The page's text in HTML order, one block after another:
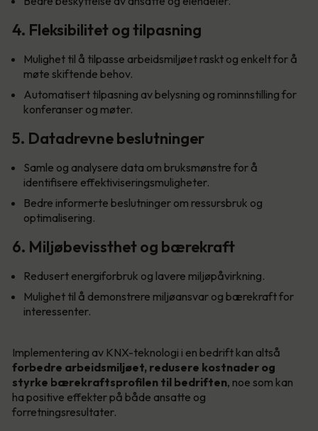
4. Fleksibilitet og tilpasning
Mulighet til å tilpasse arbeidsmiljøet raskt og enkelt for å
møte skiftende behov.
Automatisert tilpasning av belysning og rominnstilling for
konferanser og møter.
5. Datadrevne beslutninger
Samle og analysere data om bruksmønstre for å
identifisere effektiviseringsmuligheter.
Bedre informerte beslutninger om ressursbruk og
optimalisering.
6. Miljøbevissthet og bærekraft
Redusert energiforbruk og lavere miljøpåvirkning.
Mulighet til å demonstrere miljøansvar og bærekraft for
interessenter.
Implementering av KNX-teknologi i en bedrift kan altså
forbedre arbeidsmiljøet, redusere kostnader og
styrke bærekraftsprofilen til bedriften, noe som kan
ha positive effekter på både ansatte og
forretningsresultater.